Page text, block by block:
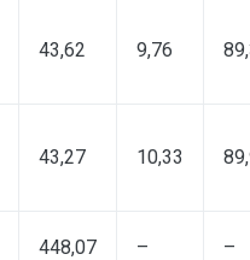
43,62 9,76
43,27 10,33
448,07 – –